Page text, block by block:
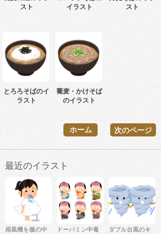
スト
イラスト
スト
とろろそばのイ
ラスト
蕎麦・かけそば
のイラスト
次のページ
ホーム
最近のイラスト
扇風機を服の中
ドーパミン中毒
ダブル台風のキ